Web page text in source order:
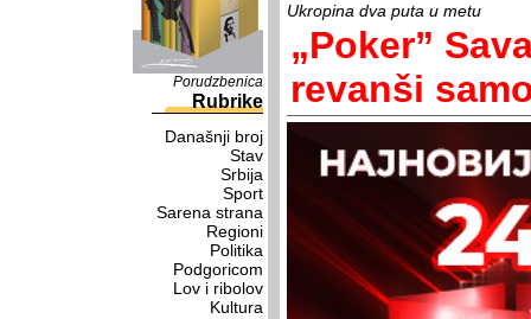
Porudzbenica
Rubrike
Današnji broj
Stav
Srbija
Sport
Sarena strana
Regioni
Politika
Podgoricom
Lov i ribolov
Kultura
Ukropina dva puta u metu
„Poker”
revanši